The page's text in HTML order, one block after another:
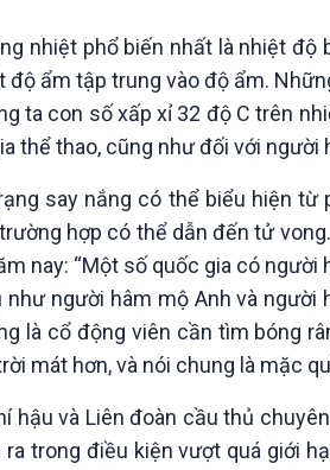
nhiệt phổ biến nhất là nhiệt
ẩm tập trung vào độ ẩm.
ta con số xấp xỉ 32 độ C trên
thể thao, cũng như đối với
say nắng có thể biểu hiện
hợp có thể dẫn đến tử
nay: “Một số quốc gia có
như người hâm mộ Anh và
là cổ động viên cần tìm bóng
mát hơn, và nói chung là mặc
hậu và Liên đoàn cầu thủ
trong điều kiện vượt quá giới